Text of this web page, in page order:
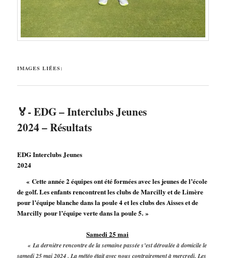
IMAGES LIÉES:
🏅- EDG – Interclubs Jeunes
2024 – Résultats
EDG Interclubs Jeunes
2024
« Cette année 2 équipes ont été formées avec les jeunes de l’école
de golf. Les enfants rencontrent les clubs de Marcilly et de Limère
pour l’équipe blanche dans la poule 4 et les clubs des Aisses et de
Marcilly pour l’équipe verte dans la poule 5. »
Samedi 25 mai
« La dernière rencontre de la semaine passée s’est déroulée à domicile le
samedi 25 mai 2024 . La météo était avec nous contrairement à mercredi. Les